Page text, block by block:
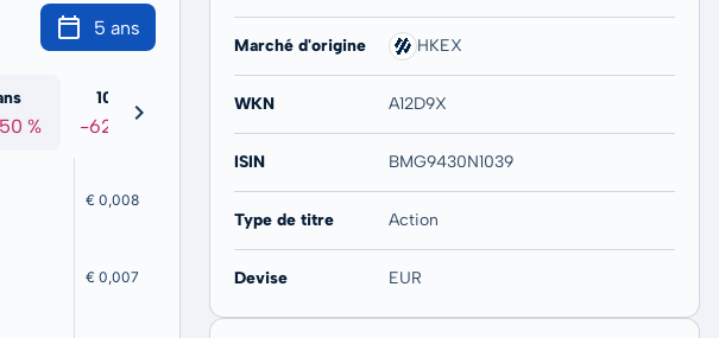
5 ans
%
10 ans
-62,50 %
20 ans
Marché d'origine HKEX
WKN A12D9X
ISIN BMG9430N1039
Type de titre Action
Devise EUR